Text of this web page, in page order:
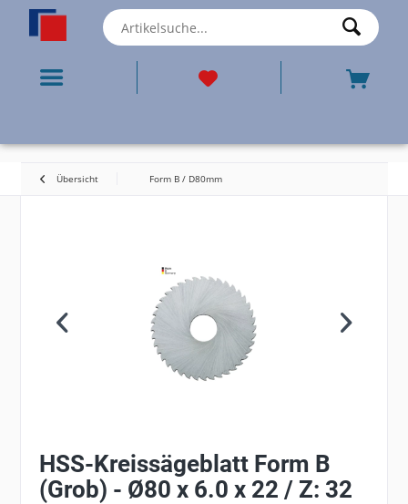
Übersicht Form B / D80mm
HSS-Kreissägeblatt Form B
(Grob) - Ø80 x 6.0 x 22 / Z: 32